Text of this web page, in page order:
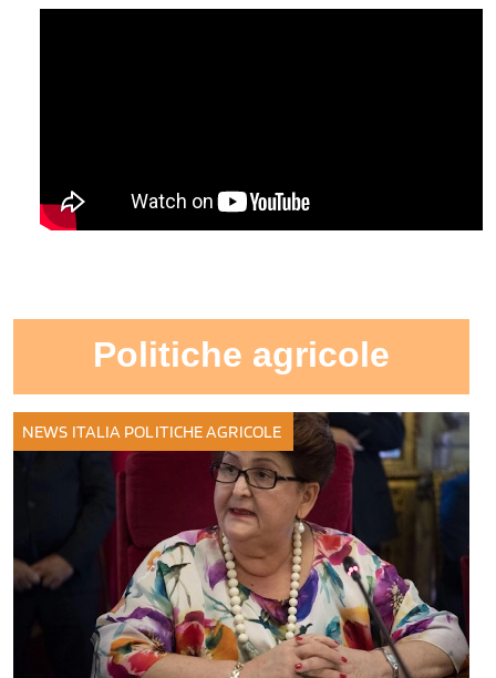
Politiche agricole
NEWS ITALIA POLITICHE AGRICOLE